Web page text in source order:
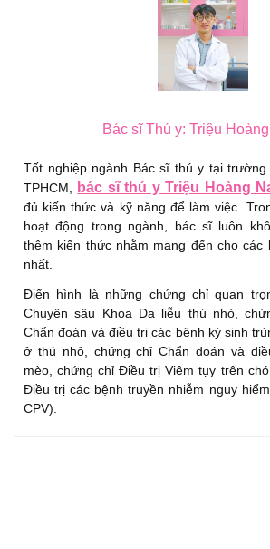
Bác sĩ Thú y: Triệu
Tốt nghiệp ngành Bác sĩ thú y tại
TPHCM, bác sĩ thú y Triệu Hoàng
đủ kiến thức và kỹ năng để làm việc.
hoạt động trong ngành, bác sĩ luôn
thêm kiến thức nhằm mang đến cho các
nhất.
Điển hình là những chứng chỉ quan
Chuyên sâu Khoa Da liễu thú nhỏ,
Chẩn đoán và điều trị các bệnh ký sinh
ở thú nhỏ, chứng chỉ Chẩn đoán và
mèo, chứng chỉ Điều trị Viêm tụy trên
Điều trị các bệnh truyền nhiễm nguy
CPV).